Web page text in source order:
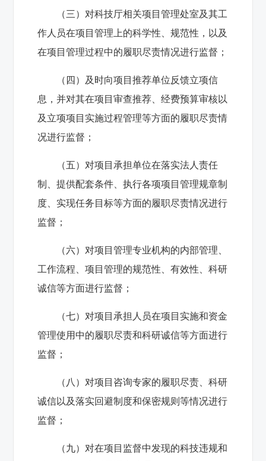
（三）对科技厅相关项目管理处室及其工
作人员在项目管理上的科学性、规范性，以及
在项目管理过程中的履职尽责情况进行监督；
（四）及时向项目推荐单位反馈立项信
息，并对其在项目审查推荐、经费预算审核以
及立项项目实施过程管理等方面的履职尽责情
况进行监督；
（五）对项目承担单位在落实法人责任
制、提供配套条件、执行各项项目管理规章制
度、实现任务目标等方面的履职尽责情况进行
监督；
（六）对项目管理专业机构的内部管理、
工作流程、项目管理的规范性、有效性、科研
诚信等方面进行监督；
（七）对项目承担人员在项目实施和资金
管理使用中的履职尽责和科研诚信等方面进行
监督；
（八）对项目咨询专家的履职尽责、科研
诚信以及落实回避制度和保密规则等情况进行
监督；
（九）对在项目监督中发现的科技违规和